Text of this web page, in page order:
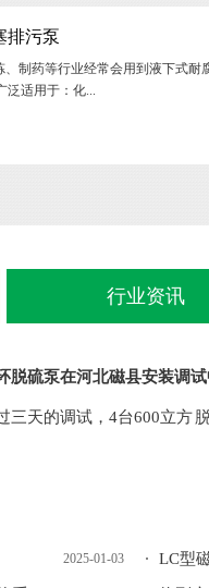
排污泵
、制药等行业经常会用到液下式耐
泛适用于：化...
行业资讯
脱硫泵在河北磁县安装调
三天的调试，4台600立方
2025-01-03 LC型